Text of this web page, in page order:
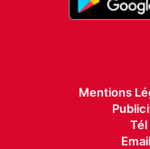
Mentions